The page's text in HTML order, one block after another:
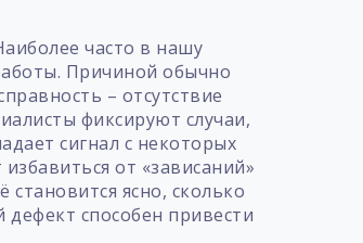
часто в нашу
Причиной обычно
– отсутствие
фиксируют случаи,
сигнал с некоторых
от «зависаний»
ясно, сколько
способен привести